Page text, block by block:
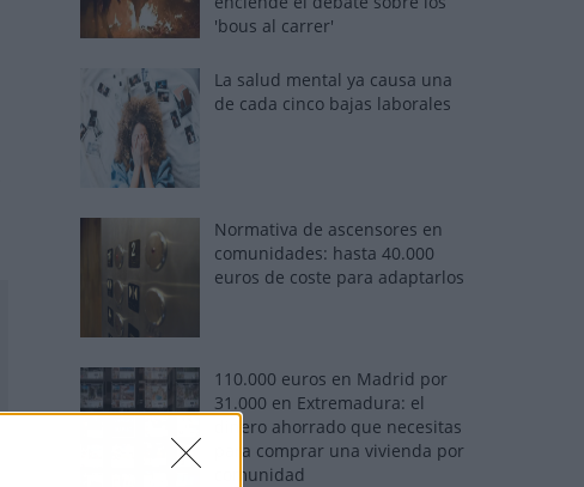
'bous al carrer'
La salud mental ya causa una
de cada cinco bajas laborales
Normativa de ascensores en
comunidades: hasta 40.000
euros de coste para adaptarlos
110.000 euros en Madrid por
31.000 en Extremadura: el
dinero ahorrado que necesitas
para comprar una vivienda por
comunidad